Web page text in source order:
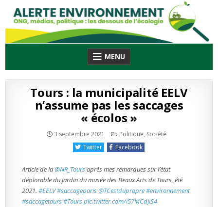
content
MENU
Tours : la municipalité EELV
n’assume pas les saccages
« écolos »
3 septembre 2021 Publié
Politique, Société
Twitter
Facebook
Article de la@NR_Toursaprès mes remarques sur l’état
déplorable du jardin du musée des Beaux Arts de Tours, été
2021.#EELV#saccageparis@TCestdupropre#environnement
#saccagetours#Tourspic.twitter.com/i57MCdJiS4